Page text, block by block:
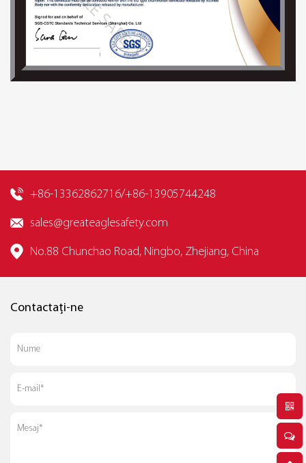
+86-13362862716/+86-13905744248
sales@greateaglesafety.com
No.88 Chunchao Road, Ningbo, Zhejiang, China
Contactați-ne